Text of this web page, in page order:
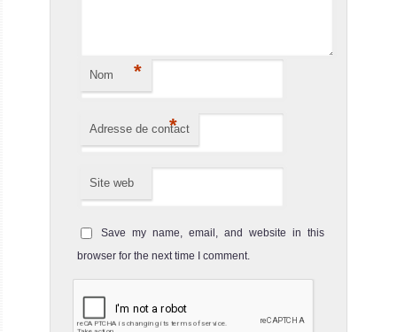
spots sous-marins de Koh Tao. Il consiste en plusieurs
Nom *
Adresse de contact
*
Site web
Save my name, email, and website in this
browser for the next time I comment.